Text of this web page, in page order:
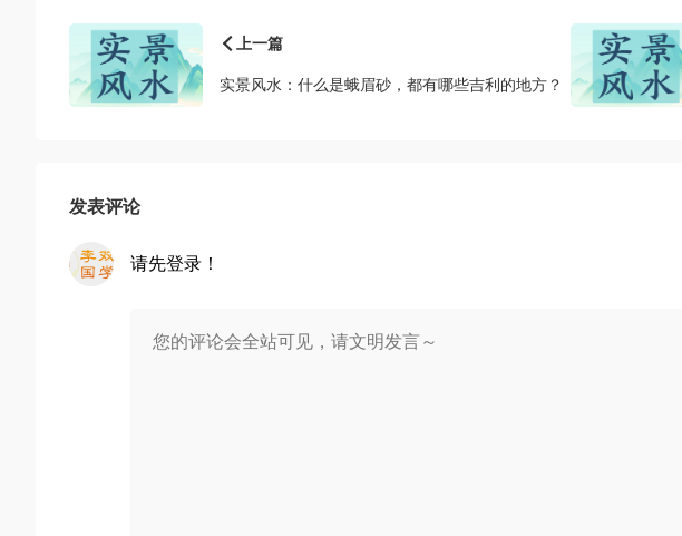
上一篇
实景风水：什么是蛾眉砂，都有哪些吉利的地方？
发表评论
请先登录！